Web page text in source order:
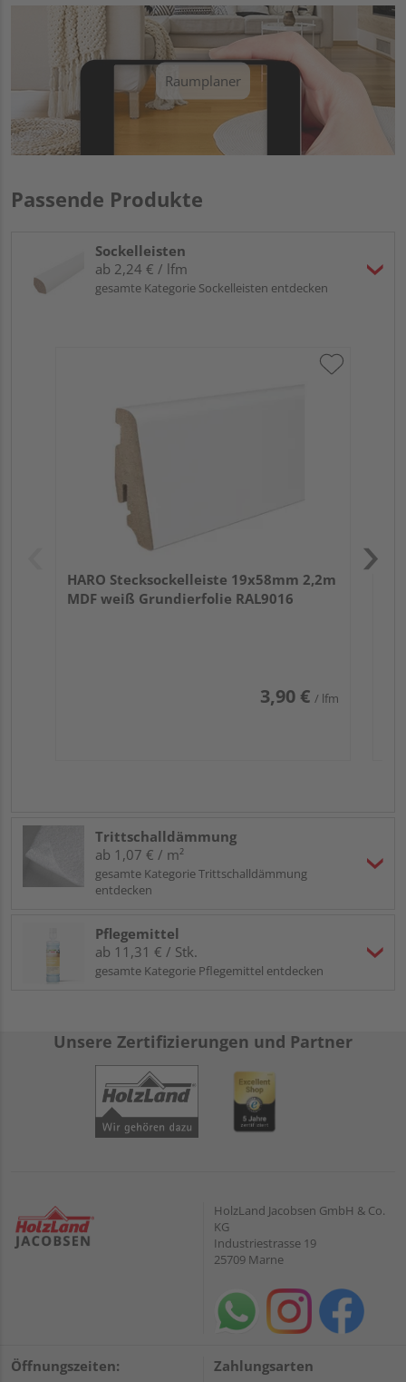
Raumplaner
Passende Produkte
Sockelleisten
ab 2,24 € / lfm
gesamte Kategorie Sockelleisten entdecken
HARO Stecksockelleiste 19x58mm 2,2m
MDF weiß Grundierfolie RAL9016
3,90 € / lfm
Trittschalldämmung
ab 1,07 € / m²
gesamte Kategorie Trittschalldämmung
entdecken
Pflegemittel
ab 11,31 € / Stk.
gesamte Kategorie Pflegemittel entdecken
Unsere Zertifizierungen und Partner
HolzLand Jacobsen GmbH & Co.
KG
Industriestrasse 19
25709 Marne
Öffnungszeiten: Zahlungsarten